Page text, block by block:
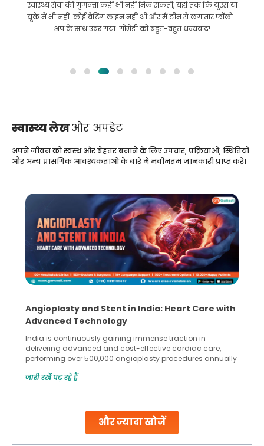
इलाज कराने के लिए बांग्लादेश से भारत की मेरी यात्रा में मेरी मदद की।
हमने GoMedii को चुनने में सही चुनाव किया। वे इलाज के बाद भी हमारे
साथ एक अच्छा रिश्ता रखते हैं
स्वास्थ्य लेखऔर अपडेट
और ज्यादा खोजें
अपने जीवन को स्वस्थ और बेहतर बनाने के लिए उपचार, प्रक्रियाओं, स्थितियों
और अन्य प्रासंगिक आवश्यकताओं के बारे में नवीनतम जानकारी प्राप्त करें।
Angioplasty and Stent in India: Heart Care with
Advanced Technology
India is continuously gaining immense traction in
delivering advanced and cost-effective cardiac care,
performing over 500,000 angioplasty procedures annually
globe are searching for treatments like angioplasty and
Studies, such as one published
जारी रखें पढ़ रहे हैं